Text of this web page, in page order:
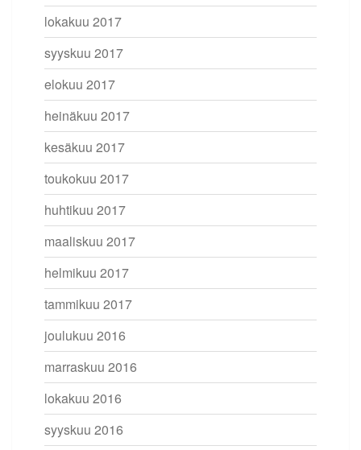
lokakuu 2017
syyskuu 2017
elokuu 2017
heinäkuu 2017
kesäkuu 2017
toukokuu 2017
huhtikuu 2017
maaliskuu 2017
helmikuu 2017
tammikuu 2017
joulukuu 2016
marraskuu 2016
lokakuu 2016
syyskuu 2016